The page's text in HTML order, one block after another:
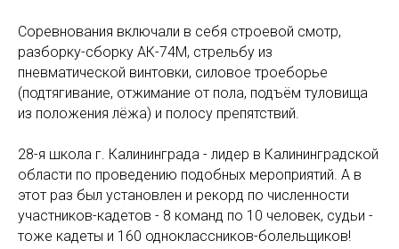
Соревнования включали в себя строевой смотр,
разборку-сборку АК-74М, стрельбу из
пневматической винтовки, силовое троеборье
(подтягивание, отжимание от пола, подъём туловища
из положения лёжа) и полосу препятствий.
28-я школа г. Калининграда - лидер в Калининградской
области по проведению подобных мероприятий. А в
этот раз был установлен и рекорд по численности
участников-кадетов - 8 команд по 10 человек, судьи -
тоже кадеты и 160 одноклассников-болельщиков!